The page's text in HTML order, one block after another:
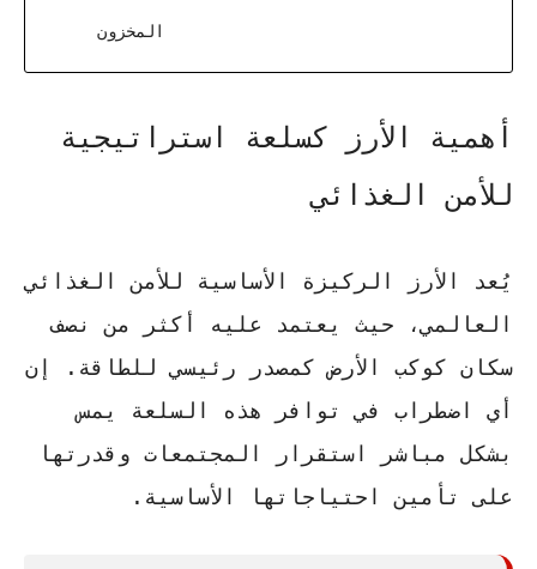
المخزون
أهمية الأرز كسلعة استراتيجية
للأمن الغذائي
يُعد الأرز الركيزة الأساسية للأمن الغذائي
العالمي، حيث يعتمد عليه أكثر من نصف
سكان كوكب الأرض كمصدر رئيسي للطاقة. إن
أي اضطراب في توافر هذه السلعة يمس
بشكل مباشر استقرار المجتمعات وقدرتها
على تأمين احتياجاتها الأساسية.